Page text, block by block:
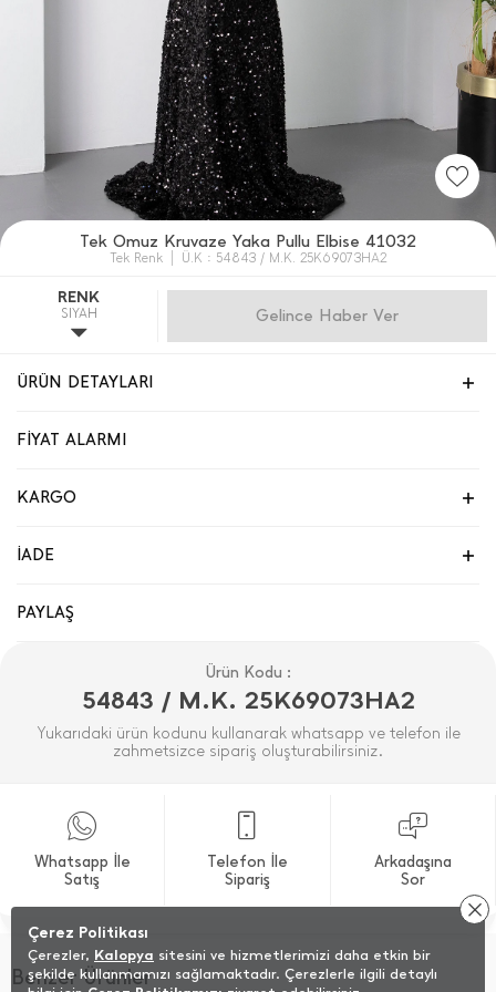
Tek Omuz Kruvaze Yaka Pullu Elbise 41032
Tek Renk Ü.K : 54843 / M.K. 25K69073HA2
RENK
SIYAH Gelince Haber Ver
ÜRÜN DETAYLARI
FİYAT ALARMI
KARGO
İADE
PAYLAŞ
Ürün Kodu :
54843 / M.K. 25K69073HA2
Yukarıdaki ürün kodunu kullanarak whatsapp ve telefon ile
zahmetsizce sipariş oluşturabilirsiniz.
Whatsapp İle
Satış
Telefon İle
Sipariş
Arkadaşına
Sor
Benzer Ürünler
Çerez Politikası
Çerezler, Kalopya sitesini ve hizmetlerimizi daha etkin bir
şekilde kullanmamızı sağlamaktadır. Çerezlerle ilgili detaylı